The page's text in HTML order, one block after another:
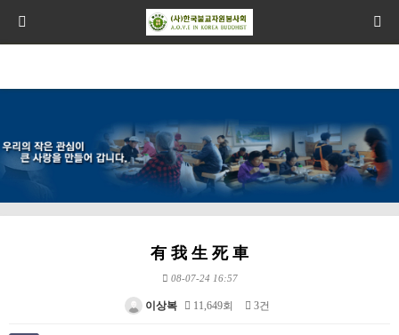
有 我 生 死 車
08-07-24 16:57
이상복 11,649회 3건